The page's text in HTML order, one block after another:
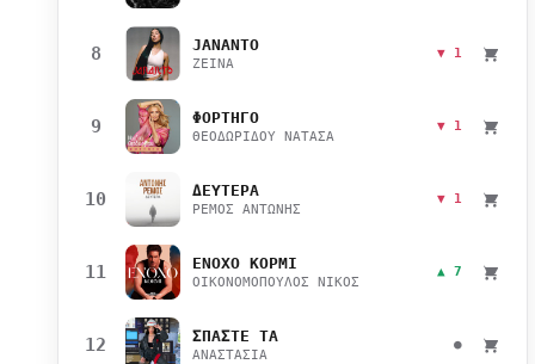
8 JANANTO
ZEINA
▼ 1
9 ΦΟΡΤΗΓΟ
ΘΕΟΔΩΡΙΔΟΥ ΝΑΤΑΣΑ
▼ 1
10 ΔΕΥΤΕΡΑ
ΡΕΜΟΣ ΑΝΤΩΝΗΣ
▼ 1
11 ΕΝΟΧΟ ΚΟΡΜΙ
ΟΙΚΟΝΟΜΟΠΟΥΛΟΣ ΝΙΚΟΣ
▲ 7
12 ΣΠΑΣΤΕ ΤΑ
ΑΝΑΣΤΑΣΙΑ
●